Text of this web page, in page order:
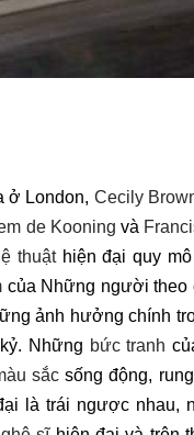
ở London, Cecily
de Kooning và
thuật hiện đại quy
của Những người theo
ảnh hưởng chính
Những bức tranh
sắcsống động,
là trái ngược nhau,